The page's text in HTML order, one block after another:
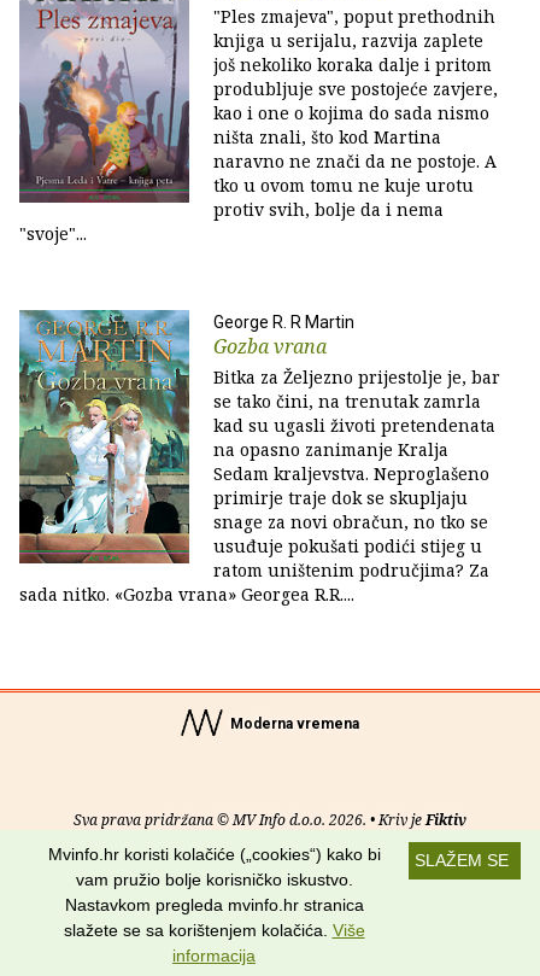
"Ples zmajeva", poput prethodnih
knjiga u serijalu, razvija zaplete
još nekoliko koraka dalje i pritom
produbljuje sve postojeće zavjere,
kao i one o kojima do sada nismo
ništa znali, što kod Martina
naravno ne znači da ne postoje. A
tko u ovom tomu ne kuje urotu
protiv svih, bolje da i nema
"svoje"...
George R. R Martin
Gozba vrana
Bitka za Željezno prijestolje je, bar
se tako čini, na trenutak zamrla
kad su ugasli životi pretendenata
na opasno zanimanje Kralja
Sedam kraljevstva. Neproglašeno
primirje traje dok se skupljaju
snage za novi obračun, no tko se
usuđuje pokušati podići stijeg u
ratom uništenim područjima? Za
sada nitko. «Gozba vrana» Georgea R.R....
Moderna vremena
Sva prava pridržana © MV Info d.o.o. 2026. • Kriv jeFiktiv
Uvjeti korištenja RSS kanali
Potraži nas na:
SLAŽEM SE
Mvinfo.hr koristi kolačiće („cookies“) kako bi
vam pružio bolje korisničko iskustvo.
Nastavkom pregleda mvinfo.hr stranica
slažete se sa korištenjem kolačića. Više
informacija